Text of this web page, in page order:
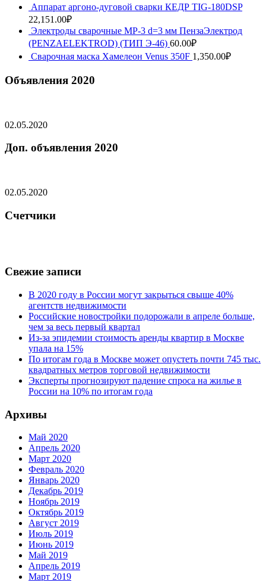
Аппарат аргоно-дуговой сварки КЕДР TIG-180DSP
22,151.00₽
Электроды сварочные МР-3 d=3 мм ПензаЭлектрод
(PENZAELEKTROD) (ТИП Э-46) 60.00₽
Сварочная маска Хамелеон Venus 350F 1,350.00₽
Объявления 2020
02.05.2020
Доп. объявления 2020
02.05.2020
Счетчики
Свежие записи
В 2020 году в России могут закрыться свыше 40%
агентств недвижимости
Российские новостройки подорожали в апреле больше,
чем за весь первый квартал
Из-за эпидемии стоимость аренды квартир в Москве
упала на 15%
По итогам года в Москве может опустеть почти 745 тыс.
квадратных метров торговой недвижимости
Эксперты прогнозируют падение спроса на жилье в
России на 10% по итогам года
Архивы
Май 2020
Апрель 2020
Март 2020
Февраль 2020
Январь 2020
Декабрь 2019
Ноябрь 2019
Октябрь 2019
Август 2019
Июль 2019
Июнь 2019
Май 2019
Апрель 2019
Март 2019